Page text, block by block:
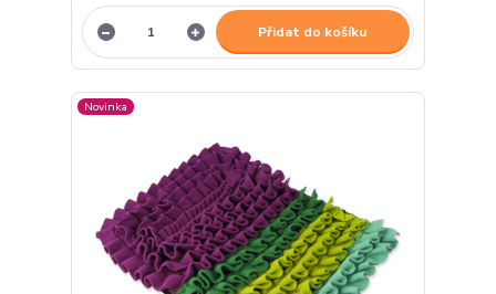
Přidat do košíku
Novinka